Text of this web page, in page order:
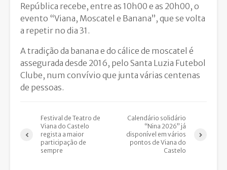
República recebe, entre as 10h00 e as 20h00, o
evento “Viana, Moscatel e Banana”, que se volta
a repetir no dia 31.
A tradição da banana e do cálice de moscatel é
assegurada desde 2016, pelo Santa Luzia Futebol
Clube, num convívio que junta várias centenas
de pessoas.
Festival de Teatro de
Viana do Castelo
regista a maior
participação de
sempre
Calendário solidário
“Nina 2026” já
disponível em vários
pontos de Viana do
Castelo